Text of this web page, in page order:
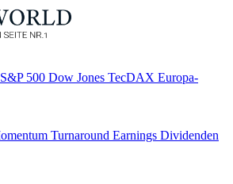
S&P 500 Dow Jones TecDAX Europa-
Turnaround Earnings Dividenden